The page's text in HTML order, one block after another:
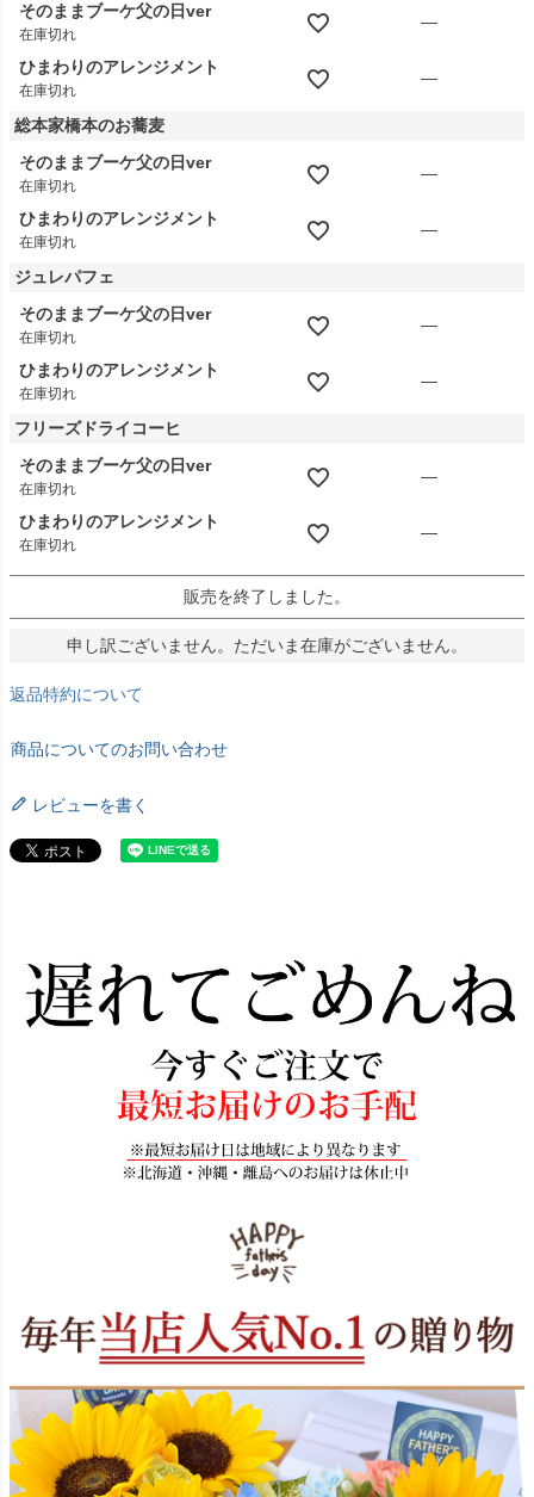
そのままブーケ父の日ver
在庫切れ
—
ひまわりのアレンジメント
在庫切れ
—
総本家橋本のお蕎麦
そのままブーケ父の日ver
在庫切れ
—
ひまわりのアレンジメント
在庫切れ
—
ジュレパフェ
そのままブーケ父の日ver
在庫切れ
—
ひまわりのアレンジメント
在庫切れ
—
フリーズドライコーヒ
そのままブーケ父の日ver
在庫切れ
—
ひまわりのアレンジメント
在庫切れ
—
販売を終了しました。
申し訳ございません。ただいま在庫がございません。
返品特約について
商品についてのお問い合わせ
レビューを書く